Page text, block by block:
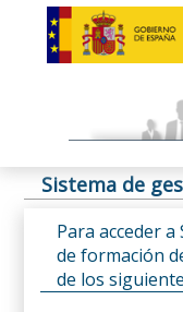
Sistema de
Para acceder
de formación
de los